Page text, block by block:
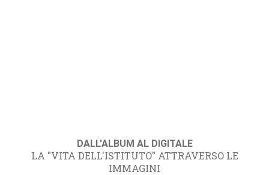
DALL'ALBUM AL DIGITALE
LA "VITA DELL'ISTITUTO" ATTRAVERSO LE
IMMAGINI